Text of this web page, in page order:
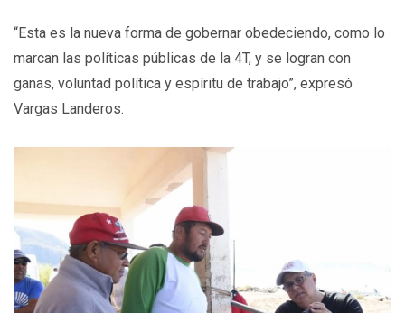
“Esta es la nueva forma de gobernar obedeciendo, como lo
marcan las políticas públicas de la 4T, y se logran con
ganas, voluntad política y espíritu de trabajo”, expresó
Vargas Landeros.